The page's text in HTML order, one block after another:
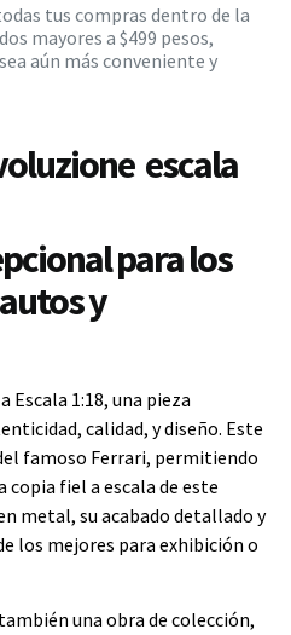
tus compras dentro de la
mayores a $499 pesos,
aún más conveniente y
escala
para los
y
Escala 1:18, una pieza
calidad, y diseño. Este
famoso Ferrari, permitiendo
copia fiel a escala de este
metal, su acabado detallado y
los mejores para exhibición o
una obra de colección,